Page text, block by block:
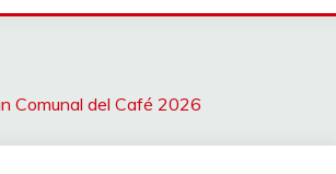
Comunal del Café 2026